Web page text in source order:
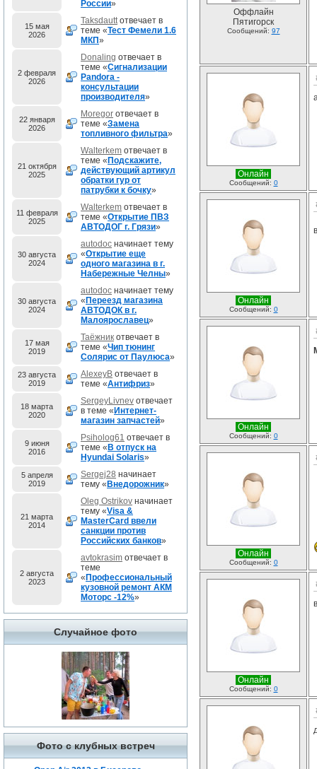
России»
15 мая
2026
Taksdauttотвечает в
теме «Тест Фемели 1.6
МКП»
2 февраля
2026
Donaling отвечает в
теме «Сигнализации
Pandora -
консультации
производителя»
22 января
2026
Moregor отвечает в
теме «Замена
топливного фильтра»
21 октября
2025
Walterkem отвечает в
теме « Подскажите,
действующий артикул
обратки гур от
патрубки к бочку»
11 февраля
2025
Walterkem отвечает в
теме «Открытие ПВЗ
АВТОДОГ г. Грязи»
30 августа
2024
autodoc начинает тему
«Открытие еще
одного магазина в г.
Набережные Челны»
30 августа
2024
autodoc начинает тему
« Переезд магазина
АВТОДОК в г.
Малоярославец»
17 мая
2019
Таёжник отвечает в
теме «Чип тюнинг
Солярис от Паулюса»
23 августа
2019
AlexeyB отвечает в
теме «Антифриз»
18 марта
2020
SergeyLivnev отвечает
в теме « Интернет-
магазин запчастей»
9 июня
2016
Psiholog61 отвечает в
теме « В отпуск на
Hyundai Solaris»
5 апреля
2019
Sergej28 начинает
тему « Внедорожник»
21 марта
2014
Oleg Ostrikov начинает
тему «Visa &
MasterCard ввели
санкции против
Российских банков»
2 августа
2023
avtokrasim отвечает в
теме
« Профессиональный
кузовной ремонт АКМ
Моторс -12%»
Случайное фото
Фото с клубных встреч
Оффлайн
Пятигорск
Сообщений: 97
Онлайн
Сообщений: 0
Онлайн
Сообщений: 0
Онлайн
Сообщений: 0
Онлайн
Сообщений: 0
Онлайн
Сообщений: 0